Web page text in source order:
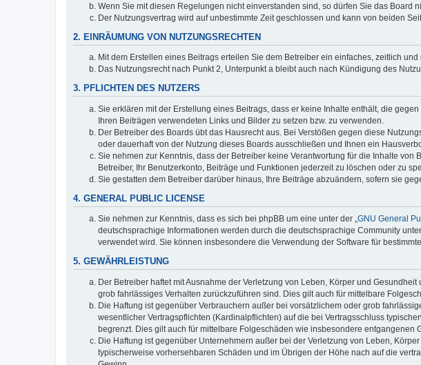
Wenn Sie mit diesen Regelungen nicht einverstanden sind, so dürfen Sie das
Der Nutzungsvertrag wird auf unbestimmte Zeit geschlossen und kann von beiden
2. EINRÄUMUNG VON NUTZUNGSRECHTEN
Mit dem Erstellen eines Beitrags erteilen Sie dem Betreiber ein einfaches, zeitlich
Das Nutzungsrecht nach Punkt 2, Unterpunkt a bleibt auch nach Kündigung des
3. PFLICHTEN DES NUTZERS
Sie erklären mit der Erstellung eines Beitrags, dass er keine Inhalte enthält, die
Ihren Beiträgen verwendeten Links und Bilder zu setzen bzw. zu verwenden.
Der Betreiber des Boards übt das Hausrecht aus. Bei Verstößen gegen diese
oder dauerhaft von der Nutzung dieses Boards ausschließen und Ihnen ein
Sie nehmen zur Kenntnis, dass der Betreiber keine Verantwortung für die Inhalte
Betreiber, Ihr Benutzerkonto, Beiträge und Funktionen jederzeit zu löschen oder zu
Sie gestatten dem Betreiber darüber hinaus, Ihre Beiträge abzuändern, sofern sie
4. GENERAL PUBLIC LICENSE
Sie nehmen zur Kenntnis, dass es sich bei phpBB um eine unter der „GNU General
deutschsprachige Informationen werden durch die deutschsprachige Community
verwendet wird. Sie können insbesondere die Verwendung der Software für
5. GEWÄHRLEISTUNG
Der Betreiber haftet mit Ausnahme der Verletzung von Leben, Körper und
grob fahrlässiges Verhalten zurückzuführen sind. Dies gilt auch für mittelbare
Die Haftung ist gegenüber Verbrauchern außer bei vorsätzlichem oder grob
wesentlicher Vertragspflichten (Kardinalpflichten) auf die bei Vertragsschluss
begrenzt. Dies gilt auch für mittelbare Folgeschäden wie insbesondere entgangenen
Die Haftung ist gegenüber Unternehmern außer bei der Verletzung von Leben,
typischerweise vorhersehbaren Schäden und im Übrigen der Höhe nach auf die